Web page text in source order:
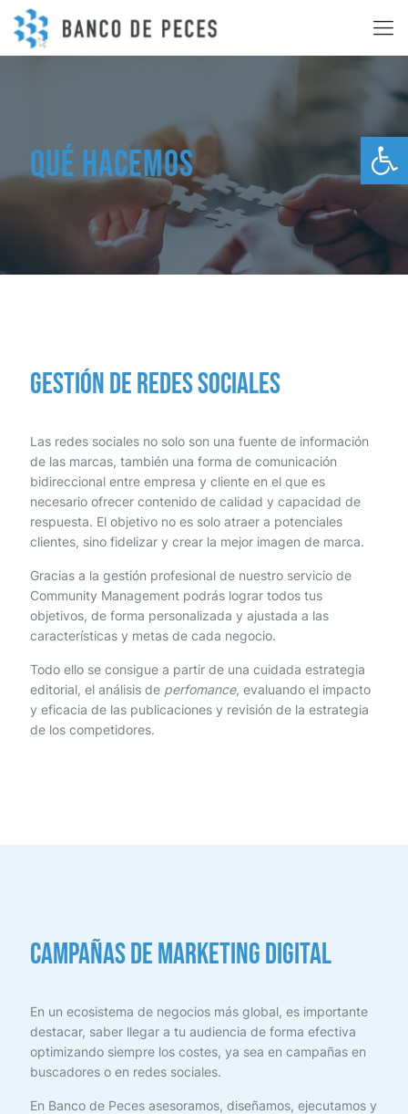
Abrir
Qué hacemos
Gestión de redes sociales
Las redes sociales no solo son una fuente de información
de las marcas, también una forma de comunicación
bidireccional entre empresa y cliente en el que es
necesario ofrecer contenido de calidad y capacidad de
respuesta. El objetivo no es solo atraer a potenciales
clientes, sino fidelizar y crear la mejor imagen de marca.
Gracias a la gestión profesional de nuestro servicio de
Community Management podrás lograr todos tus
objetivos, de forma personalizada y ajustada a las
características y metas de cada negocio.
Todo ello se consigue a partir de una cuidada estrategia
editorial, el análisis de perfomance, evaluando el impacto
y eficacia de las publicaciones y revisión de la estrategia
de los competidores.
Campañas de marketing digital
En un ecosistema de negocios más global, es importante
destacar, saber llegar a tu audiencia de forma efectiva
optimizando siempre los costes, ya sea en campañas en
buscadores o en redes sociales.
En Banco de Peces asesoramos, diseñamos, ejecutamos y